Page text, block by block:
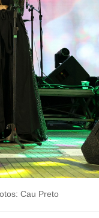
Cau Preto